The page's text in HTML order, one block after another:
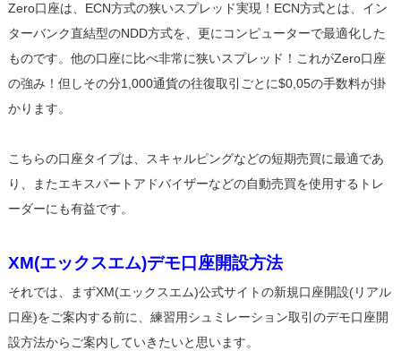
Zero口座は、ECN方式の狭いスプレッド実現！ECN方式とは、イン
ターバンク直結型のNDD方式を、更にコンピューターで最適化した
ものです。他の口座に比べ非常に狭いスプレッド！これがZero口座
の強み！但しその分1,000通貨の往復取引ごとに$0,05の手数料が掛
かります。
こちらの口座タイプは、スキャルピングなどの短期売買に最適であ
り、またエキスパートアドバイザーなどの自動売買を使用するトレ
ーダーにも有益です。
XM(エックスエム)デモ口座開設方法
それでは、まずXM(エックスエム)公式サイトの新規口座開設(リアル
口座)をご案内する前に、練習用シュミレーション取引のデモ口座開
設方法からご案内していきたいと思います。